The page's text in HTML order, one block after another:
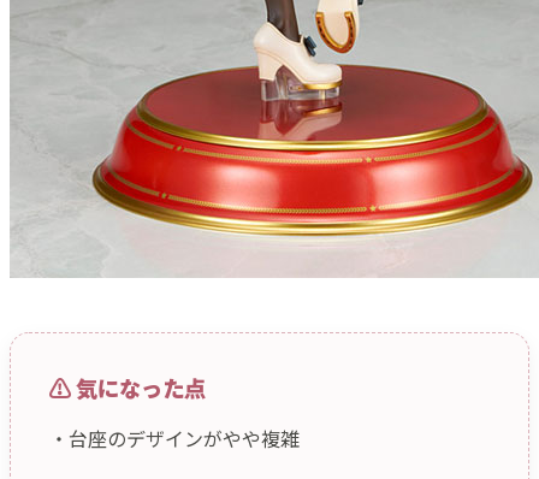
⚠ 気になった点
・台座のデザインがやや複雑